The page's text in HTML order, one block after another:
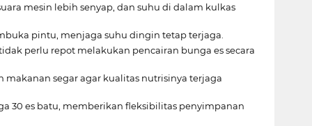
mesin lebih senyap, dan suhu di dalam kulkas
pintu, menjaga suhu dingin tetap terjaga.
perlu repot melakukan pencairan bunga es secara
segar agar kualitas nutrisinya terjaga
30 es batu, memberikan fleksibilitas penyimpanan